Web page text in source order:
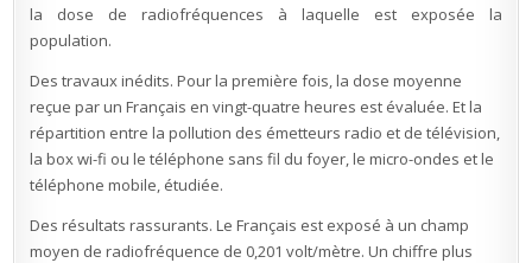
la dose de radiofréquences à laquelle est exposée la
population.
Des travaux inédits. Pour la première fois, la dose moyenne
reçue par un Français en vingt-quatre heures est évaluée. Et la
répartition entre la pollution des émetteurs radio et de télévision,
la box wi-fi ou le téléphone sans fil du foyer, le micro-ondes et le
téléphone mobile, étudiée.
Des résultats rassurants. Le Français est exposé à un champ
moyen de radiofréquence de 0,201 volt/mètre. Un chiffre plus